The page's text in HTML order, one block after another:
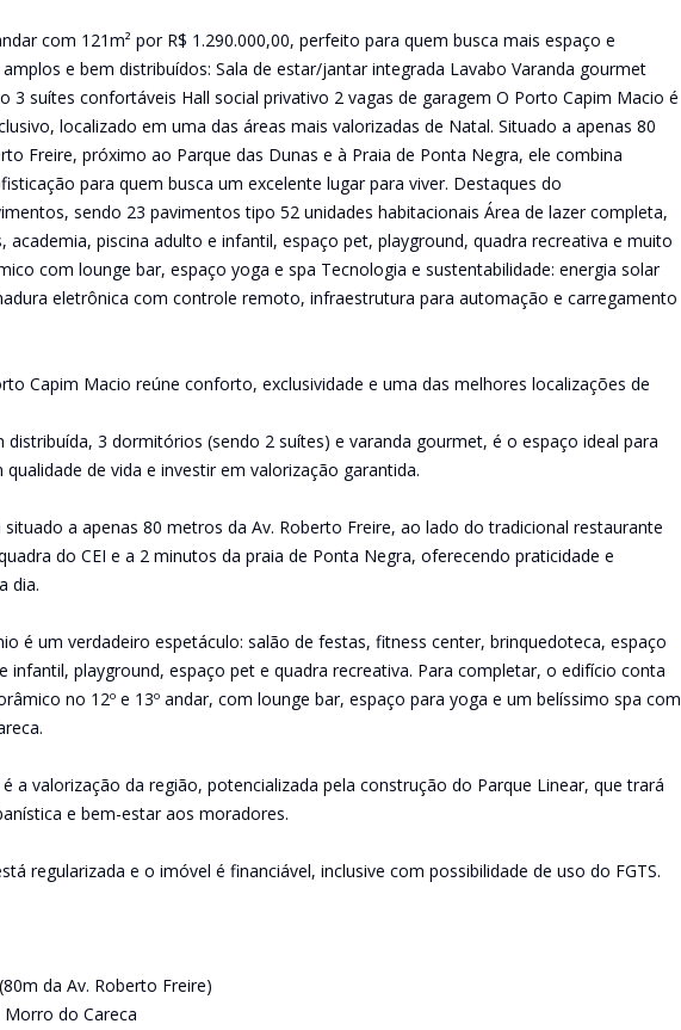
com 121m² por R$ 1.290.000,00, perfeito para quem busca mais espaço e
e bem distribuídos: Sala de estar/jantar integrada Lavabo Varanda gourmet
3 suítes confortáveis Hall social privativo 2 vagas de garagem O Porto Capim Macio é
localizado em uma das áreas mais valorizadas de Natal. Situado a apenas 80
Freire, próximo ao Parque das Dunas e à Praia de Ponta Negra, ele combina
para quem busca um excelente lugar para viver. Destaques do
sendo 23 pavimentos tipo 52 unidades habitacionais Área de lazer completa,
academia, piscina adulto e infantil, espaço pet, playground, quadra recreativa e muito
com lounge bar, espaço yoga e spa Tecnologia e sustentabilidade: energia solar
eletrônica com controle remoto, infraestrutura para automação e carregamento
Capim Macio reúne conforto, exclusividade e uma das melhores localizações de
distribuída, 3 dormitórios (sendo 2 suítes) e varanda gourmet, é o espaço ideal para
de vida e investir em valorização garantida.
a apenas 80 metros da Av. Roberto Freire, ao lado do tradicional restaurante
do CEI e a 2 minutos da praia de Ponta Negra, oferecendo praticidade e
dia.
é um verdadeiro espetáculo: salão de festas, fitness center, brinquedoteca, espaço
infantil, playground, espaço pet e quadra recreativa. Para completar, o edifício conta
no 12º e 13º andar, com lounge bar, espaço para yoga e um belíssimo spa com
a valorização da região, potencializada pela construção do Parque Linear, que trará
e bem-estar aos moradores.
regularizada e o imóvel é financiável, inclusive com possibilidade de uso do FGTS.
da Av. Roberto Freire)
do Careca